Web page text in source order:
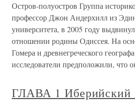
Остров-полуостров Группа
профессор Джон Андерхилл из
университета, в 2005 году
отношении родины Одиссея. На
Гомера и древнегреческого
исследователи предположили, что
ГЛАВА 1 Иберийский